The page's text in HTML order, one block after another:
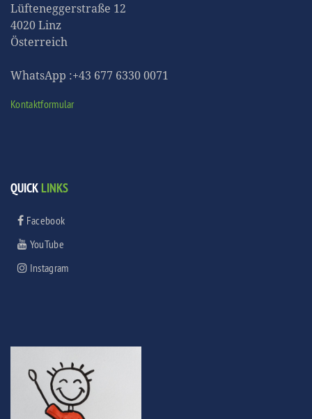
Lüfteneggerstraße 12
4020 Linz
Österreich
WhatsApp :+43 677 6330 0071
Kontaktformular
QUICKLINKS
Facebook
YouTube
Instagram